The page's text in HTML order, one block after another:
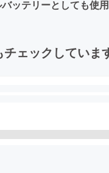
ッテリーとしても使用
ェックしていま